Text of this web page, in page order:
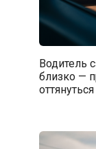
Водитель
близко —